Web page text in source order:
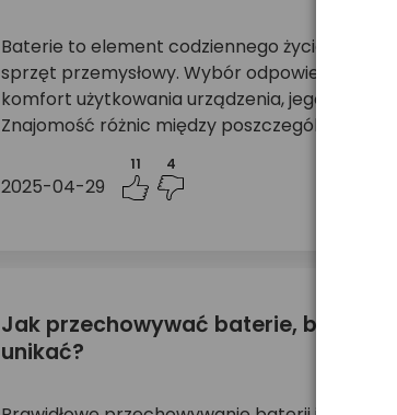
Baterie to element codziennego życia –
sprzęt przemysłowy. Wybór odpowiedniego
komfort użytkowania urządzenia, jego
Znajomość różnic między poszczególnymi
2025-04-29
11 4
Jak przechowywać baterie, by
unikać?